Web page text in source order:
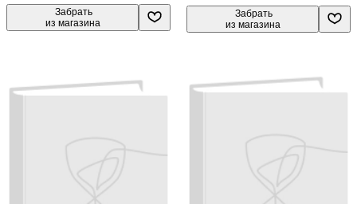
Забрать
из магазина
Забрать
из магазина